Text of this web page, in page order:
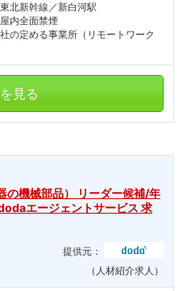
北新幹線／新白河駅
内全面禁煙
の定める事業所（リモートワーク
見る
の機械部品） リーダー候補/年
エージェントサービス 求
提供元：
（人材紹介求人）